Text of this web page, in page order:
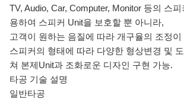
TV, Audio, Car, Computer, Monitor 등의 스
용하여 스피커 Unit을 보호할 뿐 아니라,
고객이 원하는 음질에 따라 개구율의 조정이
스피커의 형태에 따라 다양한 형상변경 및
쳐 본제Unit과 조화로운 디자인 구현 가능.
타공 기술 설명
일반타공